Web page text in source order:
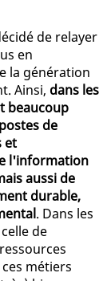
de relayer
en
la génération
Ainsi, dans les
beaucoup
de
et
l'information
aussi de
durable,
. Dans les
de
métiers